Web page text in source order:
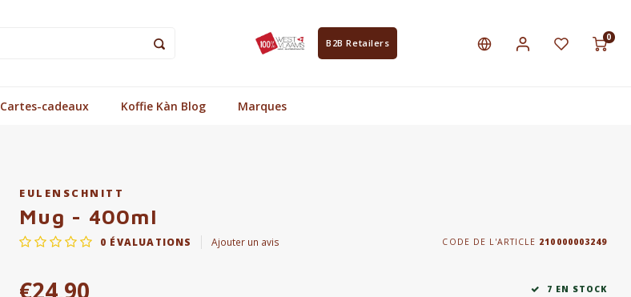
B2B Retailers
0
Cartes-cadeaux Koffie Kàn Blog Marques
EULENSCHNITT
Mug - 400ml
0 ÉVALUATIONS Ajouter un avis CODE DE L'ARTICLE 210000003249
€24,90 7 EN STOCK